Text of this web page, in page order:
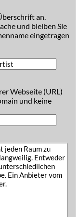
an.
und bleiben Sie
eingetragen
Webseite (URL)
und keine